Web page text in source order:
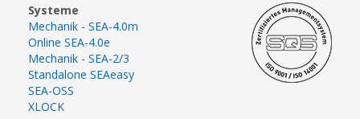
Systeme
Mechanik - SEA-4.0m
Online SEA-4.0e
Mechanik - SEA-2/3
Standalone SEAeasy
SEA-OSS
XLOCK